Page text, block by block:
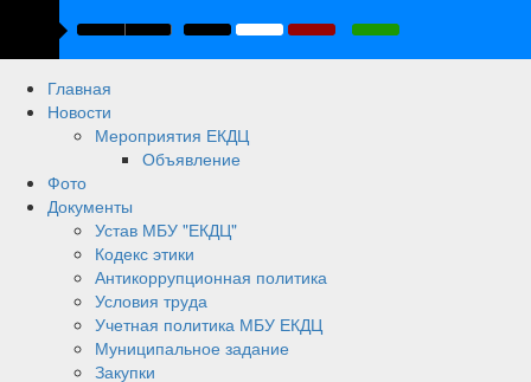
Главная
Новости
Мероприятия ЕКДЦ
Объявление
Фото
Документы
Устав МБУ "ЕКДЦ"
Кодекс этики
Антикоррупционная политика
Условия труда
Учетная политика МБУ ЕКДЦ
Муниципальное задание
Закупки